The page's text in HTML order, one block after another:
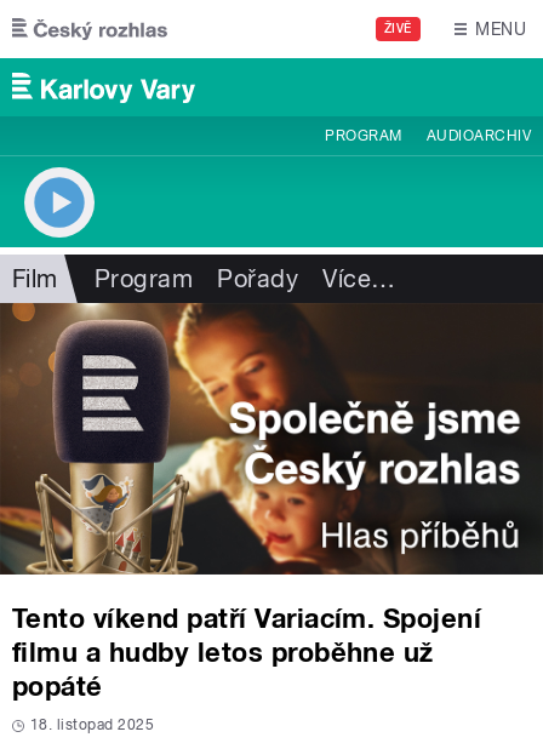
Přejít k hlavnímu obsahu
ŽIVĚ MENU
PROGRAM AUDIOARCHIV
Film Program Pořady Více…
Tento víkend patří Variacím. Spojení
filmu a hudby letos proběhne už
popáté
18. listopad 2025